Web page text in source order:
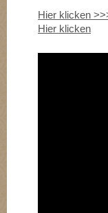
Hier klicken
Hier klicken